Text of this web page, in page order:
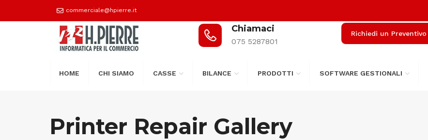
commerciale@hpierre.it
Chiamaci
075 5287801
Richiedi un Preventivo
HOME CHI SIAMO CASSE BILANCE PRODOTTI SOFTWARE GESTIONALI
Printer Repair Gallery